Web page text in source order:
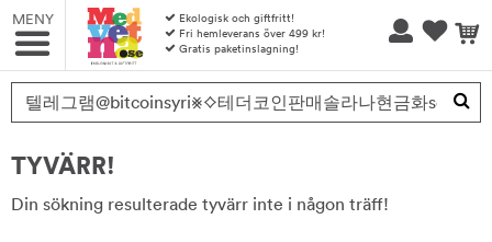
MENY
Ekologisk och giftfritt!
Fri hemleverans över 499 kr!
Gratis paketinslagning!
Produkten har blivit tillagd i varukorgen
TYVÄRR!
Din sökning resulterade tyvärr inte i någon träff!